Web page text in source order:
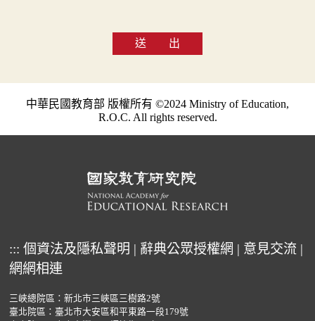
送 出
中華民國教育部 版權所有 ©2024 Ministry of Education,
R.O.C. All rights reserved.
::: 個資法及隱私聲明 | 辭典公眾授權網 | 意見交流 |
網網相連
三峽總院區：新北市三峽區三樹路2號
臺北院區：臺北市大安區和平東路一段179號